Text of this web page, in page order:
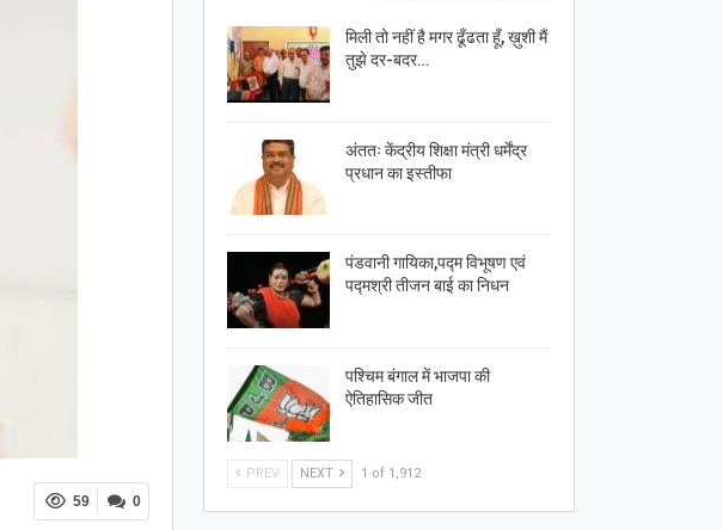
0
59
मिली तो नहीं है मगर ढूँढता हूँ, ख़ुशी मैं
तुझे दर-बदर…
अंततः केंद्रीय शिक्षा मंत्री धर्मेंद्र
प्रधान का इस्तीफा
पंडवानी गायिका,पद्म विभूषण एवं
पद्मश्री तीजन बाई का निधन
पश्चिम बंगाल में भाजपा की
ऐतिहासिक जीत
PREV NEXT 1 of 1,912